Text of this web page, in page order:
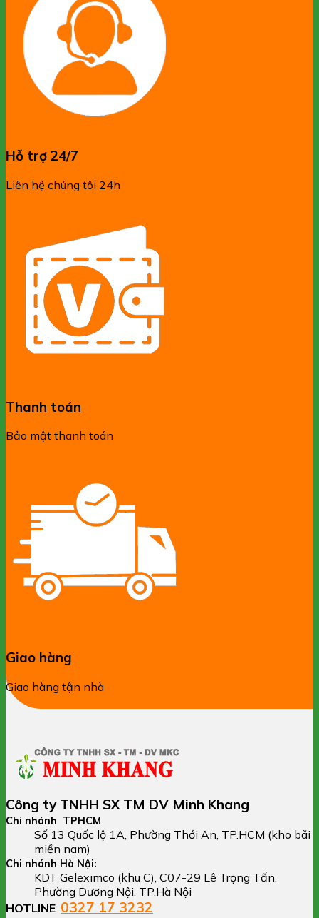
Hỗ trợ 24/7
Liên hệ chúng tôi 24h
Thanh toán
Bảo mật thanh toán
Giao hàng
Giao hàng tận nhà
Công ty TNHH SX TM DV Minh Khang
Chi nhánh TPHCM
Số 13 Quốc lộ 1A, Phường Thới An, TP.HCM (kho bãi
miền nam)
Chi nhánh Hà Nội:
KDT Geleximco (khu C), C07-29 Lê Trọng Tấn,
Phường Dương Nội, TP.Hà Nội
HOTLINE: 0327 17 3232